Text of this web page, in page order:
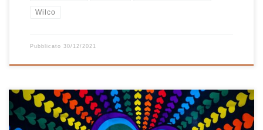
Wilco
Pubblicato 30/12/2021